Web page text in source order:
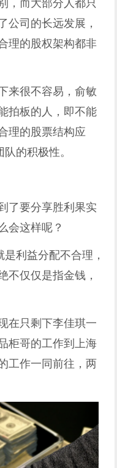
，而大部分人都只
公司的长远发展，
理的股权架构都非
来很不容易，俞敏
拍板的人，即不能
理的股票结构应
的积极性。
了要分享胜利果实
会这样呢？
利益分配不合理，
不仅仅是指金钱，
在只剩下李佳琪一
柜哥的工作到上海
工作一同前往，两